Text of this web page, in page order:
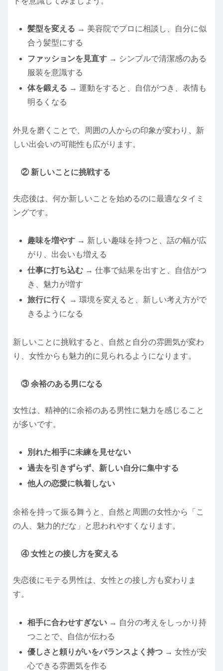
髪型を変える → 美容院でプロに相談し、自分に似
合う髪型にする
ファッションを見直す → シンプルで清潔感のある
服装を意識する
体を鍛える → 運動をすると、自信がつき、表情も
明るくなる
外見を磨くことで、周囲の人からの印象が変わり、新
しい出会いの可能性も広がります。
② 新しいことに挑戦する
失恋後は、何か新しいことを始めるのに最適なタイミ
ングです。
趣味を増やす → 新しい趣味を持つと、話の幅が広
がり、出会いも増える
仕事に打ち込む → 仕事で結果を出すと、自信がつ
き、魅力が増す
旅行に行く
→ 環境を変えると、新しい考え方がで
きるようになる
新しいことに挑戦すると、自然と自分の雰囲気が変わ
り、女性からも魅力的に見られるようになります。
③ 余裕のある男になる
女性は、精神的に余裕のある男性に魅力を感じること
が多いです。
別れた相手に未練を見せない
過去を引きずらず、新しい自分に集中する
他人の恋愛に執着しない
余裕を持って振る舞うと、自然と周囲の女性から「こ
の人、魅力的だな」と思われやすくなります。
④ 女性との接し方を変える
失恋後にモテる男性は、女性との接し方も変わりま
す。
相手に合わせすぎない → 自分の考えをしっかり持
つことで、自信が伝わる
優しさと頼りがいをバランスよく持つ → 女性が安
心できる雰囲気を作る